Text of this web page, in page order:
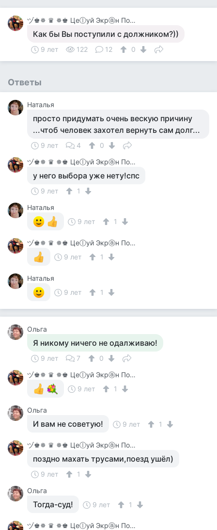
ヅ♚✵ ♛ ✵♚ Цеⓛуй Экрⓐн Покⓐ On-Line♚✵ ♛✵ ♚
Как бы Вы поступили с должником?))
9 лет 122 12 0
Ответы
Наталья
просто придумать очень вескую причину
...чтоб человек захотел вернуть сам долг...
9 лет 4
0
ヅ♚✵ ♛ ✵♚ Цеⓛуй Экрⓐн Покⓐ On-Line♚✵ ♛✵ ♚
у него выбора уже нету!спс
9 лет
1
Наталья
9 лет
1
ヅ♚✵ ♛ ✵♚ Цеⓛуй Экрⓐн Покⓐ On-Line♚✵ ♛✵ ♚
9 лет
1
Наталья
9 лет
1
Ольга
Я никому ничего не одалживаю!
9 лет 7
0
ヅ♚✵ ♛ ✵♚ Цеⓛуй Экрⓐн Покⓐ On-Line♚✵ ♛✵ ♚
9 лет
1
Ольга
И вам не советую! 9 лет 1
ヅ♚✵ ♛ ✵♚ Цеⓛуй Экрⓐн Покⓐ On-Line♚✵ ♛✵ ♚
поздно махать трусами,поезд ушёл)
9 лет
1
Ольга
Тогда-суд! 9 лет 1
ヅ♚✵ ♛ ✵♚ Цеⓛуй Экрⓐн Покⓐ On-Line♚✵ ♛✵ ♚